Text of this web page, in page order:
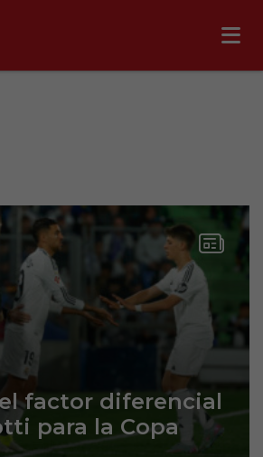
factor diferencial
para la Copa